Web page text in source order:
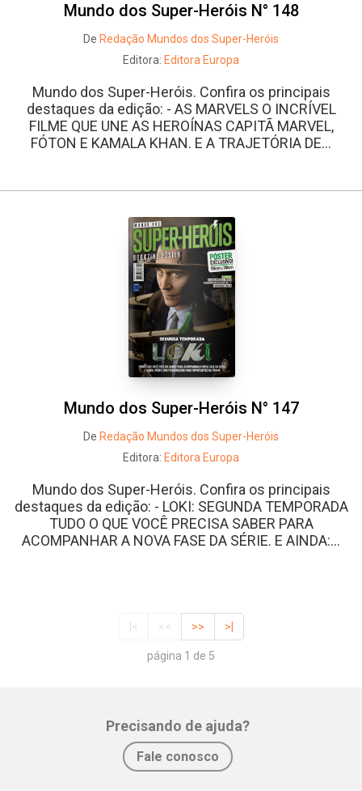
Mundo dos Super-Heróis N° 148
De Redação Mundos dos Super-Heróis
Editora: Editora Europa
Mundo dos Super-Heróis. Confira os principais
destaques da edição: - AS MARVELS O INCRÍVEL
FILME QUE UNE AS HEROÍNAS CAPITÃ MARVEL,
FÓTON E KAMALA KHAN. E A TRAJETÓRIA DE...
Mundo dos Super-Heróis N° 147
De Redação Mundos dos Super-Heróis
Editora: Editora Europa
Mundo dos Super-Heróis. Confira os principais
destaques da edição: - LOKI: SEGUNDA TEMPORADA
TUDO O QUE VOCÊ PRECISA SABER PARA
ACOMPANHAR A NOVA FASE DA SÉRIE. E AINDA:...
|< << >> >|
página 1 de 5
Precisando de ajuda?
Fale conosco